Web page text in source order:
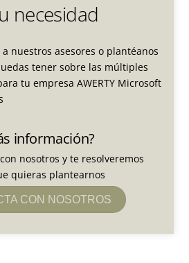
necesidad
nuestros asesores o plantéanos
tener sobre las múltiples
tu empresa AWERTY Microsoft
información?
nosotros y te resolveremos
quieras plantearnos
CON NOSOTROS